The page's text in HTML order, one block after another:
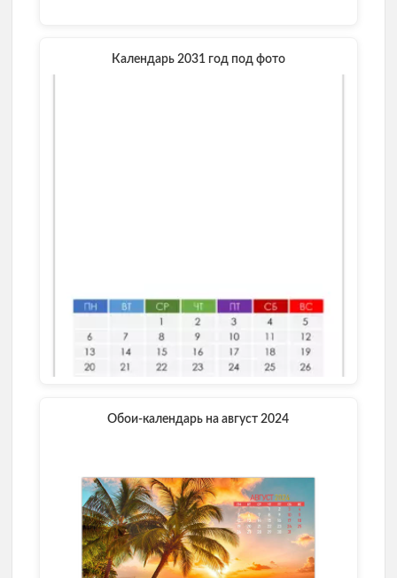
Календарь 2031 год под фото
Обои-календарь на август 2024